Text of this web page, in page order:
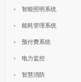
智能照明系统
能耗管理系统
预付费系统
电力监控
智慧消防